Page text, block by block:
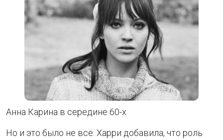
Анна Карина в середине 60-х
Но и это было не всё. Харри добавила, что роль